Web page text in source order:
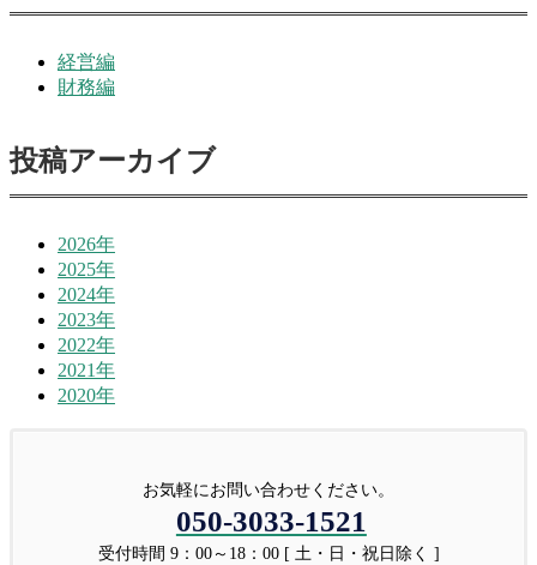
経営編
財務編
投稿アーカイブ
2026年
2025年
2024年
2023年
2022年
2021年
2020年
お気軽にお問い合わせください。
050-3033-1521
受付時間 9：00～18：00 [ 土・日・祝日除く ]